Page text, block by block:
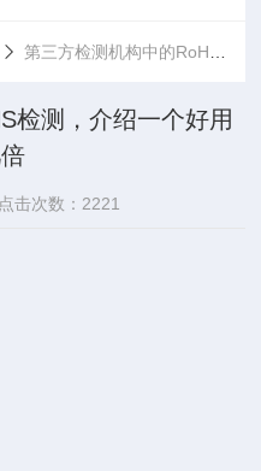
第三方检测机构中的RoHS检测，介绍一个好用的拍照APP做到效率翻几倍
检测，介绍一个好用
点击次数：2221